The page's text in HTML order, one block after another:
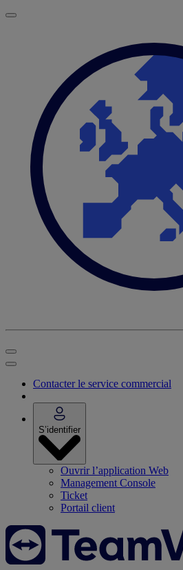
Contacter le service commercial
S’identifier
Ouvrir l’application Web
Management Console
Ticket
Portail client